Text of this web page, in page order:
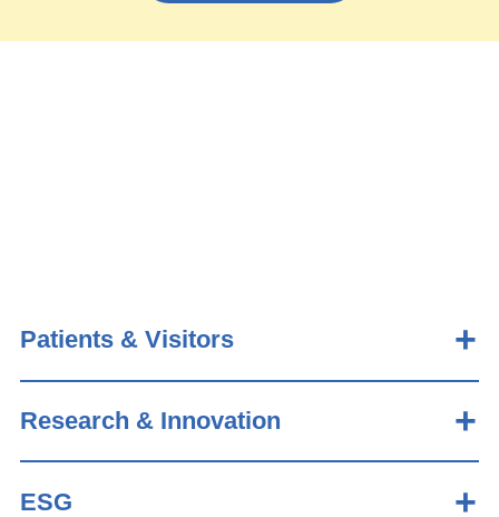
Patients & Visitors
Research & Innovation
ESG